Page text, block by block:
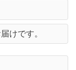
けです。